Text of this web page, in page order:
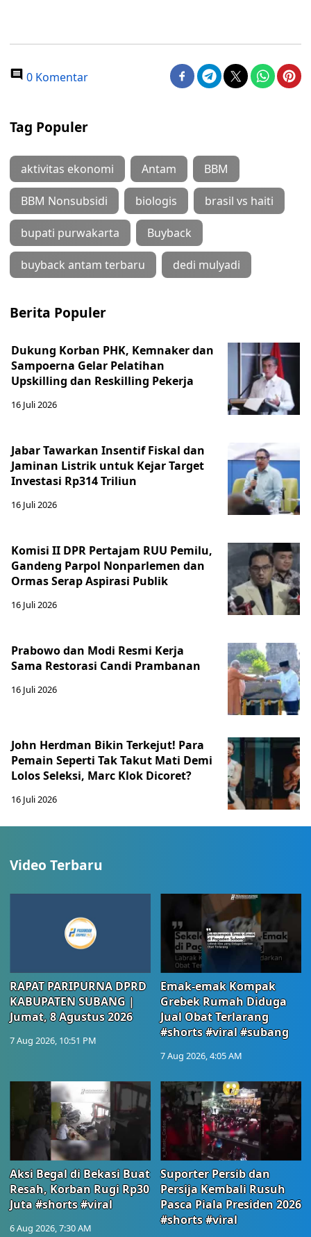
0 Komentar
Tag Populer
aktivitas ekonomi Antam BBM
BBM Nonsubsidi biologis brasil vs haiti
bupati purwakarta Buyback
buyback antam terbaru dedi mulyadi
Berita Populer
Dukung Korban PHK, Kemnaker dan
Sampoerna Gelar Pelatihan
Upskilling dan Reskilling Pekerja
16 Juli 2026
Jabar Tawarkan Insentif Fiskal dan
Jaminan Listrik untuk Kejar Target
Investasi Rp314 Triliun
16 Juli 2026
Komisi II DPR Pertajam RUU Pemilu,
Gandeng Parpol Nonparlemen dan
Ormas Serap Aspirasi Publik
16 Juli 2026
Prabowo dan Modi Resmi Kerja
Sama Restorasi Candi Prambanan
16 Juli 2026
John Herdman Bikin Terkejut! Para
Pemain Seperti Tak Takut Mati Demi
Lolos Seleksi, Marc Klok Dicoret?
16 Juli 2026
Video Terbaru
RAPAT PARIPURNA DPRD
KABUPATEN SUBANG |
Jumat, 8 Agustus 2026
7 Aug 2026, 10:51 PM
Emak-emak Kompak
Grebek Rumah Diduga
Jual Obat Terlarang
#shorts #viral #subang
7 Aug 2026, 4:05 AM
Aksi Begal di Bekasi Buat
Resah, Korban Rugi Rp30
Juta #shorts #viral
6 Aug 2026, 7:30 AM
Suporter Persib dan
Persija Kembali Rusuh
Pasca Piala Presiden 2026
#shorts #viral